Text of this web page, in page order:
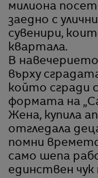
милиона
заедно с
сувенири,
квартала.
В
върху
който сгради
формата на
Жена, купила
отгледала
помни
само шепа
единствен